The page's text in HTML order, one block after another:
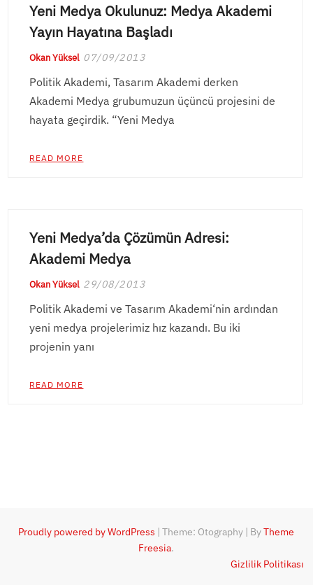
Yeni Medya Okulunuz: Medya Akademi
Yayın Hayatına Başladı
Okan Yüksel 07/09/2013
Politik Akademi, Tasarım Akademi derken
Akademi Medya grubumuzun üçüncü projesini de
hayata geçirdik. “Yeni Medya
READ MORE
Yeni Medya’da Çözümün Adresi:
Akademi Medya
Okan Yüksel 29/08/2013
Politik Akademi ve Tasarım Akademi‘nin ardından
yeni medya projelerimiz hız kazandı. Bu iki
projenin yanı
READ MORE
Proudly powered by WordPress |Theme: Otography | ByTheme
Freesia.
Gizlilik Politikası